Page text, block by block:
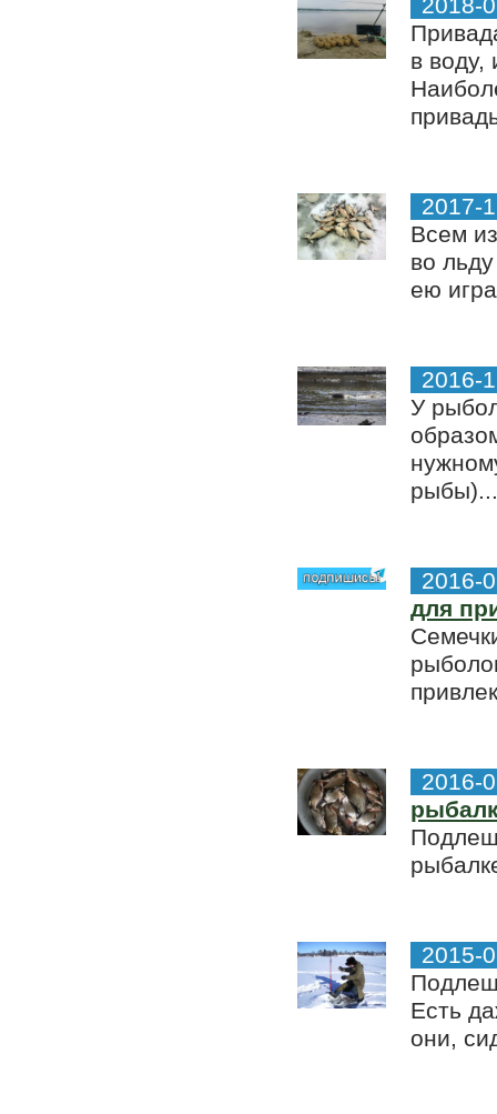
2018-
в
2017-
Всем
во
ею
2016-
У
рыбы)...
2016-
для
2016-
2015-
Есть
они,